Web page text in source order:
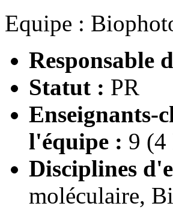
Equipe :
Responsable
Statut : PR
Enseignants-
l'équipe : 9 (4
Disciplines
moléculaire,